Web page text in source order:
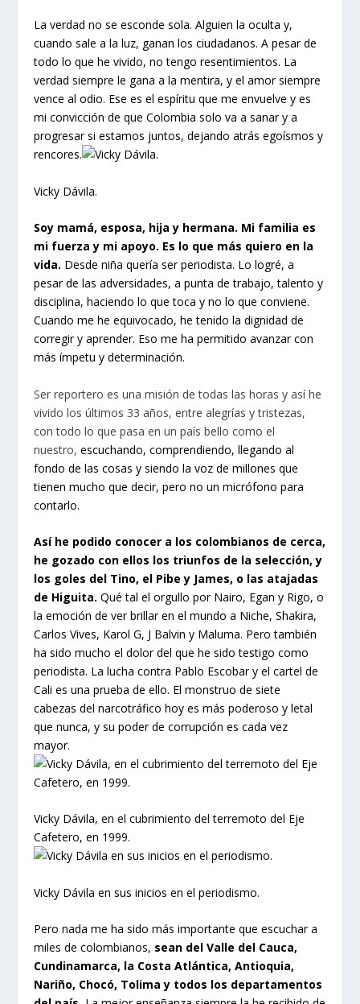
La verdad no se esconde sola. Alguien la oculta y,
cuando sale a la luz, ganan los ciudadanos. A pesar de
todo lo que he vivido, no tengo resentimientos. La
verdad siempre le gana a la mentira, y el amor siempre
vence al odio. Ese es el espíritu que me envuelve y es
mi convicción de que Colombia solo va a sanar y a
progresar si estamos juntos, dejando atrás egoísmos y
rencores.
Vicky Dávila.
Soy mamá, esposa, hija y hermana. Mi familia es
mi fuerza y mi apoyo. Es lo que más quiero en la
vida. Desde niña quería ser periodista. Lo logré, a
pesar de las adversidades, a punta de trabajo, talento y
disciplina, haciendo lo que toca y no lo que conviene.
Cuando me he equivocado, he tenido la dignidad de
corregir y aprender. Eso me ha permitido avanzar con
más ímpetu y determinación.
Ser reportero es una misión de todas las horas y así he
vivido los últimos 33 años, entre alegrías y tristezas,
con todo lo que pasa en un país bello como el
nuestro, escuchando, comprendiendo, llegando al
fondo de las cosas y siendo la voz de millones que
tienen mucho que decir, pero no un micrófono para
contarlo.
Así he podido conocer a los colombianos de cerca,
he gozado con ellos los triunfos de la selección, y
los goles del Tino, el Pibe y James, o las atajadas
de Higuita.Qué tal el orgullo por Nairo, Egan y Rigo, o
la emoción de ver brillar en el mundo a Niche, Shakira,
Carlos Vives, Karol G, J Balvin y Maluma. Pero también
ha sido mucho el dolor del que he sido testigo como
periodista. La lucha contra Pablo Escobar y el cartel de
Cali es una prueba de ello. El monstruo de siete
cabezas del narcotráfico hoy es más poderoso y letal
que nunca, y su poder de corrupción es cada vez
mayor.
Vicky Dávila, en el cubrimiento del terremoto del Eje
Cafetero, en 1999.
Vicky Dávila en sus inicios en el periodismo.
Pero nada me ha sido más importante que escuchar a
miles de colombianos, sean del Valle del Cauca,
Cundinamarca, la Costa Atlántica, Antioquia,
Nariño, Chocó, Tolima y todos los departamentos